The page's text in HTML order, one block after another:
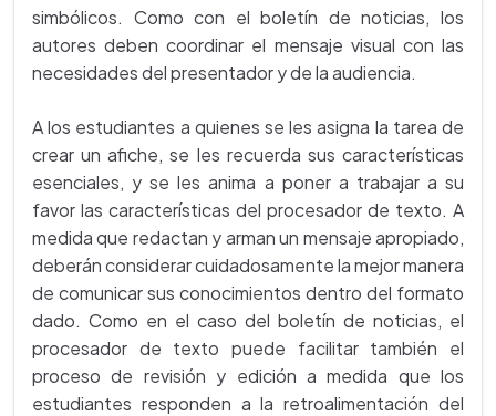
simbólicos. Como con el boletín de noticias, los
autores deben coordinar el mensaje visual con las
necesidades del presentador y de la audiencia.
A los estudiantes a quienes se les asigna la tarea de
crear un afiche, se les recuerda sus características
esenciales, y se les anima a poner a trabajar a su
favor las características del procesador de texto. A
medida que redactan y arman un mensaje apropiado,
deberán considerar cuidadosamente la mejor manera
de comunicar sus conocimientos dentro del formato
dado. Como en el caso del boletín de noticias, el
procesador de texto puede facilitar también el
proceso de revisión y edición a medida que los
estudiantes responden a la retroalimentación del